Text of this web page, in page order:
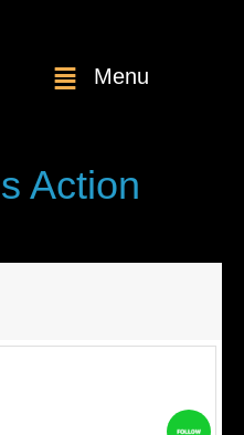
Menu
Action